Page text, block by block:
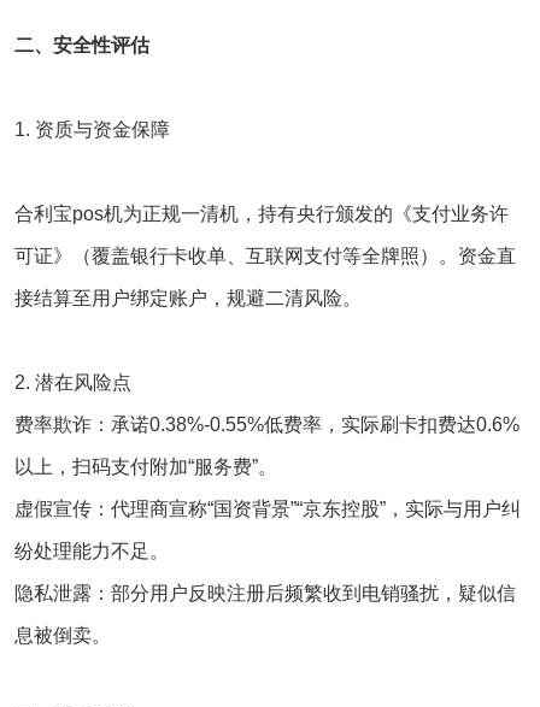
二、安全性评估
1. ‌资质与资金保障‌
合利宝pos机为‌正规一清机‌，持有央行颁发的《支付业务许
可证》（覆盖银行卡收单、互联网支付等全牌照）‌。资金直
接结算至用户绑定账户，规避二清风险‌。
2. ‌潜在风险点‌
费率欺诈‌：承诺0.38%-0.55%低费率，实际刷卡扣费达0.6%
以上，扫码支付附加“服务费”‌。
虚假宣传‌：代理商宣称“国资背景”“京东控股”，实际与用户纠
纷处理能力不足‌。
隐私泄露‌：部分用户反映注册后频繁收到电销骚扰，疑似信
息被倒卖‌。